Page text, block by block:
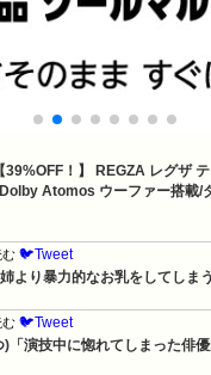
！】 REGZA レグザ
Atomos ウーファー搭載/
む 🐦Tweet
姉より暴力的なお乳をしてしま
む 🐦Tweet
)「演技中に惚れてしまった俳優